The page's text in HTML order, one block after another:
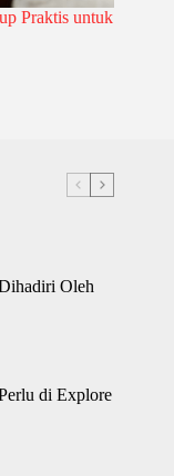
Praktis untuk
Oleh
di Explore